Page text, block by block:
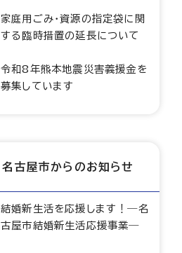
家庭用ごみ・資源の指定袋に関
する臨時措置の延長について
令和8年熊本地震災害義援金を
募集しています
名古屋市からのお知らせ
結婚新生活を応援します！―名
古屋市結婚新生活応援事業―